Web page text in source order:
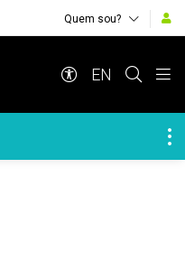
Quem sou?
EN